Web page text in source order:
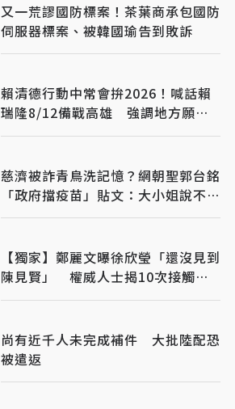
又一荒謬國防標案！茶葉商承包國防
伺服器標案、被韓國瑜告到敗訴
賴清德行動中常會拚2026！喊話賴
瑞隆8/12備戰高雄 強調地方願景
讓人民看得見
慈濟被詐青鳥洗記憶？網朝聖郭台銘
「政府擋疫苗」貼文：大小姐說不要
買
【獨家】鄭麗文曝徐欣瑩「還沒見到
陳見賢」 權威人士揭10次接觸未
果：整合最後一哩路
尚有近千人未完成補件 大批陸配恐
被遣返